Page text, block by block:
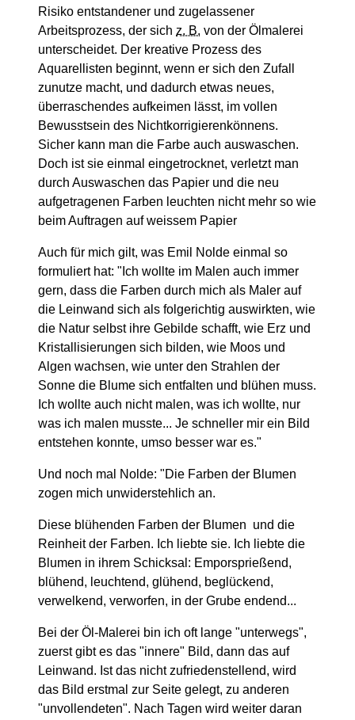
Risiko entstandener und zugelassener
Arbeitsprozess, der sich z. B. von der Ölmalerei
unterscheidet. Der kreative Prozess des
Aquarellisten beginnt, wenn er sich den Zufall
zunutze macht, und dadurch etwas neues,
überraschendes aufkeimen lässt, im vollen
Bewusstsein des Nichtkorrigierenkönnens.
Sicher kann man die Farbe auch auswaschen.
Doch ist sie einmal eingetrocknet, verletzt man
durch Auswaschen das Papier und die neu
aufgetragenen Farben leuchten nicht mehr so wie
beim Auftragen auf weissem Papier
Auch für mich gilt, was Emil Nolde einmal so
formuliert hat: "Ich wollte im Malen auch immer
gern, dass die Farben durch mich als Maler auf
die Leinwand sich als folgerichtig auswirkten, wie
die Natur selbst ihre Gebilde schafft, wie Erz und
Kristallisierungen sich bilden, wie Moos und
Algen wachsen, wie unter den Strahlen der
Sonne die Blume sich entfalten und blühen muss.
Ich wollte auch nicht malen, was ich wollte, nur
was ich malen musste... Je schneller mir ein Bild
entstehen konnte, umso besser war es."
Und noch mal Nolde: "Die Farben der Blumen
zogen mich unwiderstehlich an.
Diese blühenden Farben der Blumen und die
Reinheit der Farben. Ich liebte sie. Ich liebte die
Blumen in ihrem Schicksal: Emporsprießend,
blühend, leuchtend, glühend, beglückend,
verwelkend, verworfen, in der Grube endend...
Bei der Öl-Malerei bin ich oft lange "unterwegs",
zuerst gibt es das "innere" Bild, dann das auf
Leinwand. Ist das nicht zufriedenstellend, wird
das Bild erstmal zur Seite gelegt, zu anderen
"unvollendeten". Nach Tagen wird weiter daran